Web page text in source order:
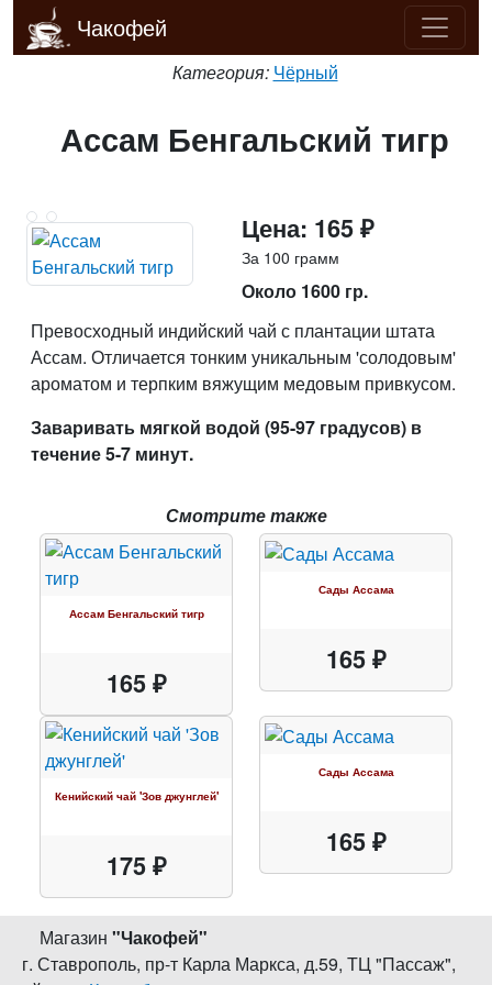
Чакофей
Категория: Чёрный
Ассам Бенгальский тигр
Цена: 165 ₽
За 100 грамм
Около 1600 гр.
Превосходный индийский чай с плантации штата
Ассам. Отличается тонким уникальным 'солодовым'
ароматом и терпким вяжущим медовым привкусом.
Заваривать мягкой водой (95-97 градусов) в
течение 5-7 минут.
Смотрите также
Ассам Бенгальский тигр
165 ₽
Сады Ассама
165 ₽
Кенийский чай 'Зов джунглей'
175 ₽
Сады Ассама
165 ₽
Магазин "Чакофей"
г. Ставрополь, пр-т Карла Маркса, д.59, ТЦ "Пассаж",